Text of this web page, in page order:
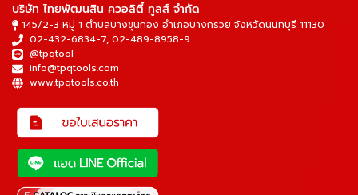
บริษัท ไทยพัฒนสิน ควอลิตี้ ทูลส์ จำกัด
145/2-3 หมู่ 1 ตำบลบางขุนกอง อำเภอบางกรวย จังหวัดนนทบุรี 11130
02-432-6834-7, 02-489-8958-9
@tpqtool
info@tpqtools.com
www.tpqtools.co.th